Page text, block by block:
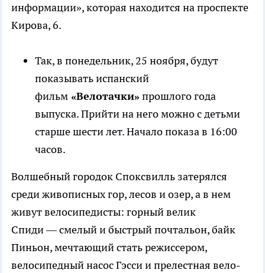
информации», которая находится на проспекте
Кирова, 6.
Так, в понедельник, 25 ноября, будут
показывать испанский
фильм «Велотачки» прошлого года
выпуска. Прийти на него можно с детьми
старше шести лет. Начало показа в 16:00
часов.
Волшебный городок Споксвилль затерялся
среди живописных гор, лесов и озер, а в нем
живут велосипедисты: горный велик
Спиди — смелый и быстрый почтальон, байк
Пиньон, мечтающий стать режиссером,
велосипедный насос Гэсси и прелестная вело-